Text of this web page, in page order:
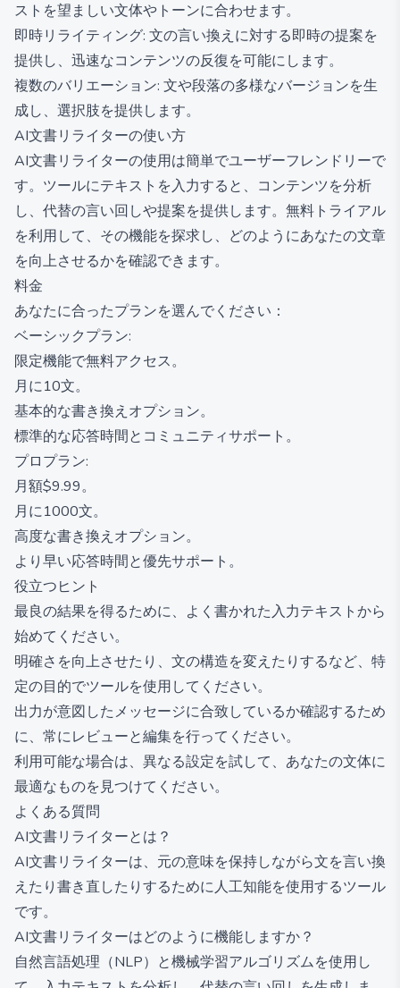
ストを望ましい文体やトーンに合わせます。
即時リライティング: 文の言い換えに対する即時の提案を
提供し、迅速なコンテンツの反復を可能にします。
複数のバリエーション: 文や段落の多様なバージョンを生
成し、選択肢を提供します。
AI文書リライターの使い方
AI文書リライターの使用は簡単でユーザーフレンドリーで
す。ツールにテキストを入力すると、コンテンツを分析
し、代替の言い回しや提案を提供します。無料トライアル
を利用して、その機能を探求し、どのようにあなたの文章
を向上させるかを確認できます。
料金
あなたに合ったプランを選んでください：
ベーシックプラン:
限定機能で無料アクセス。
月に10文。
基本的な書き換えオプション。
標準的な応答時間とコミュニティサポート。
プロプラン:
月額$9.99。
月に1000文。
高度な書き換えオプション。
より早い応答時間と優先サポート。
役立つヒント
最良の結果を得るために、よく書かれた入力テキストから
始めてください。
明確さを向上させたり、文の構造を変えたりするなど、特
定の目的でツールを使用してください。
出力が意図したメッセージに合致しているか確認するため
に、常にレビューと編集を行ってください。
利用可能な場合は、異なる設定を試して、あなたの文体に
最適なものを見つけてください。
よくある質問
AI文書リライターとは？
AI文書リライターは、元の意味を保持しながら文を言い換
えたり書き直したりするために人工知能を使用するツール
です。
AI文書リライターはどのように機能しますか？
自然言語処理（NLP）と機械学習アルゴリズムを使用し